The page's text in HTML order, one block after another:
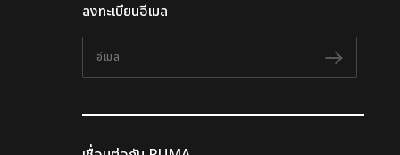
ลงทะเบียนอีเมล
อีเมล
ติดตาม